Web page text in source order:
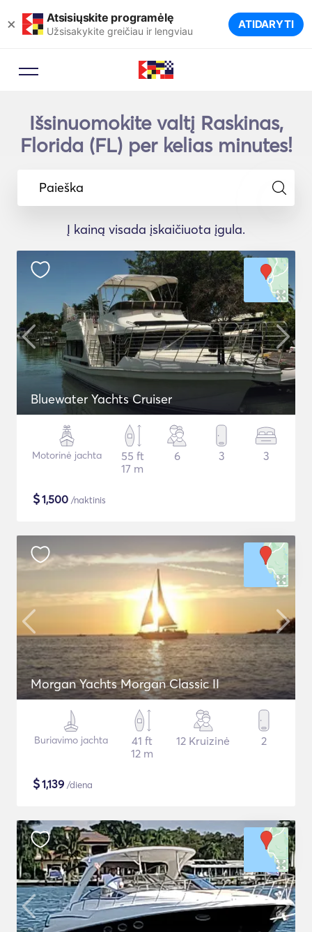
× Atsisiųskite programėlę
Užsisakykite greičiau ir lengviau ATIDARYTI
Išsinuomokite valtį Raskinas,
Florida (FL) per kelias minutes!
Paieška
Į kainą visada įskaičiuota įgula.
Bluewater Yachts Cruiser
Motorinė jachta
55 ft
17 m
6 3 3
$1,500 /naktinis
Morgan Yachts Morgan Classic II
Buriavimo jachta
41 ft
12 m
12 Kruizinė 2
$1,139 /diena